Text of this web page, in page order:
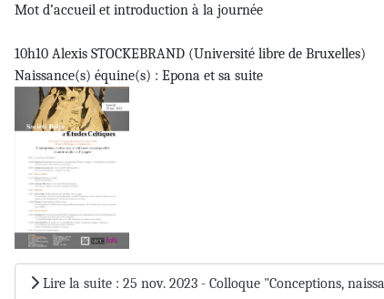
Mot d’accueil et introduction à la journée
10h10 Alexis STOCKEBRAND (Université libre de Bruxelles)
Naissance(s) équine(s) : Epona et sa suite
Lire la suite : 25 nov. 2023 - Colloque "Conceptions,